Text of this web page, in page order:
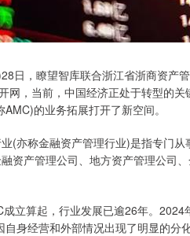
，瞭望智库联合浙江省浙商资产
网，当前，中国经济正处于转型的
的业务拓展打开了新空间。
称金融资产管理行业)是指专门从
资产管理公司、地方资产管理公司
算起，行业发展已逾26年。2024
身经营和外部情况出现了明显的分化